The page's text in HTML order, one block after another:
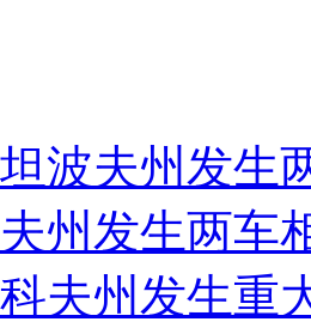
波夫州发生
州发生两车
夫州发生重